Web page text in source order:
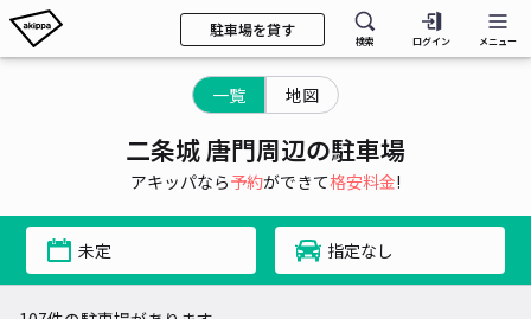
駐車場を貸す
検索 ログイン メニュー
一覧 地図
二条城 唐門周辺の駐車場
アキッパなら予約ができて格安料金!
未定 指定なし